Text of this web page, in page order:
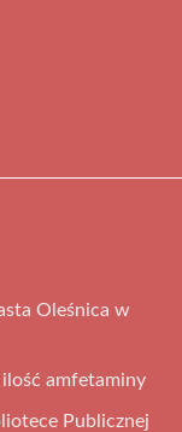
Oleśnica w
amfetaminy
Publicznej